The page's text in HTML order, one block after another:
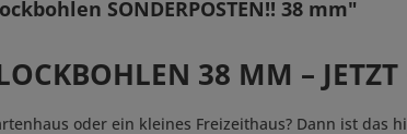
SONDERPOSTEN!! 38 mm"
38 MM –
oder ein kleines Freizeithaus? Dann ist das